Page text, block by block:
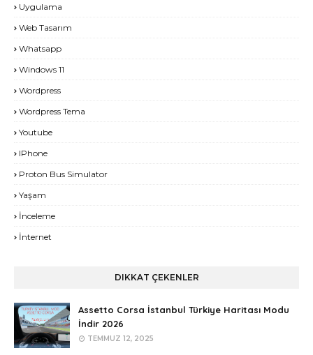
Uygulama
Web Tasarım
Whatsapp
Windows 11
Wordpress
Wordpress Tema
Youtube
IPhone
Proton Bus Simulator
Yaşam
İnceleme
İnternet
DIKKAT ÇEKENLER
Assetto Corsa İstanbul Türkiye Haritası Modu
İndir 2026
TEMMUZ 12, 2025